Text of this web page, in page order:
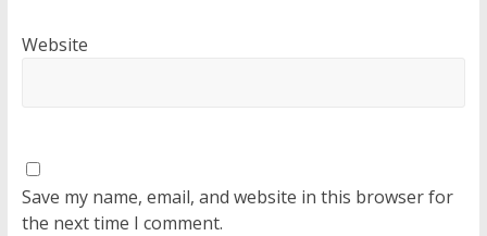
Website
Save my name, email, and website in this browser for
the next time I comment.